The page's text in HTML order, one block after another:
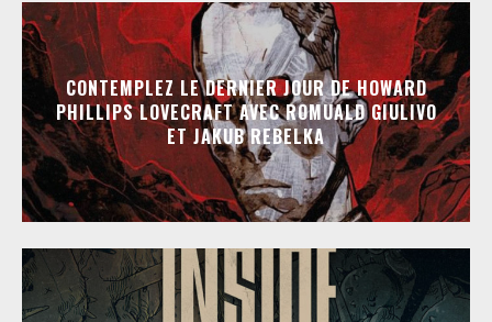
CONTEMPLEZ LE DERNIER JOUR DE HOWARD
PHILLIPS LOVECRAFT AVEC ROMUALD GIULIVO
ET JAKUB REBELKA